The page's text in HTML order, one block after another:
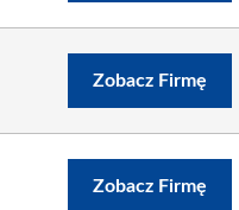
Zobacz Firmę
Zobacz Firmę